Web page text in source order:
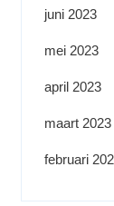
juni 2023
mei 2023
april 2023
maart 2023
februari